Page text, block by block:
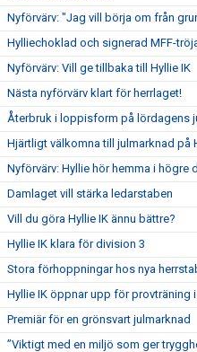
Nyförvärv: "Jag vill börja om från
Hylliechoklad och signerad MFF-
Nyförvärv: Vill ge tillbaka till Hyllie IK
Nästa nyförvärv klart för herrlaget!
Återbruk i loppisform på lördagens
Hjärtligt välkomna till julmarknad på
Nyförvärv: Hyllie hör hemma i högre
Damlaget vill stärka ledarstaben
Vill du göra Hyllie IK ännu bättre?
Hyllie IK klara för division 3
Stora förhoppningar hos nya
Hyllie IK öppnar upp för provträning i
Premiär för en grönsvart julmarknad
”Viktigt med en miljö som ger